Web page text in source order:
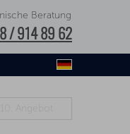
Beratung
/ 914 89 62